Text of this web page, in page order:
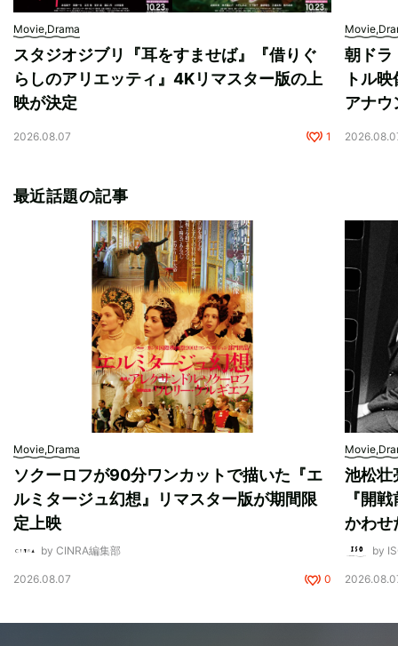
Movie,Drama
スタジオジブリ『耳をすませば』『借りぐ
らしのアリエッティ』4Kリマスター版の上
映が決定
2026.08.07 1
朝ドラ
トル
アナウ
最近話題の記事
Movie,Drama
ソクーロフが90分ワンカットで描いた『エ
ルミタージュ幻想』リマスター版が期間限
定上映
by CINRA編集部
2026.08.07 0
池松壮
『開
かわせ
by